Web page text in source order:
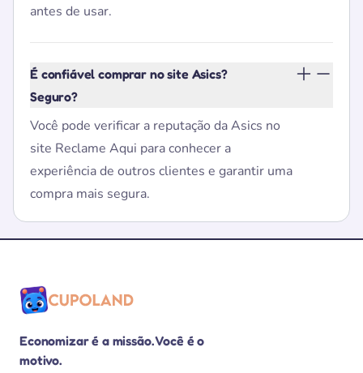
antes de usar.
É confiável comprar no site Asics?
Seguro?
Você pode verificar a reputação da Asics no
site Reclame Aqui para conhecer a
experiência de outros clientes e garantir uma
compra mais segura.
Economizar é a missão. Você é o
motivo.